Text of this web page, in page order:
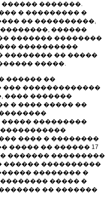
�������.
� ��������� �
�� ����������,
������
������� ��������
����������
�������� �� �����
�����.
������ ��
��� �������������
���� �������
� ���� ����� ��
����� ���������
���� � ��������
����� �� ������ 17
������� ���������
������ ����������
�������� �
����� �
�� �������